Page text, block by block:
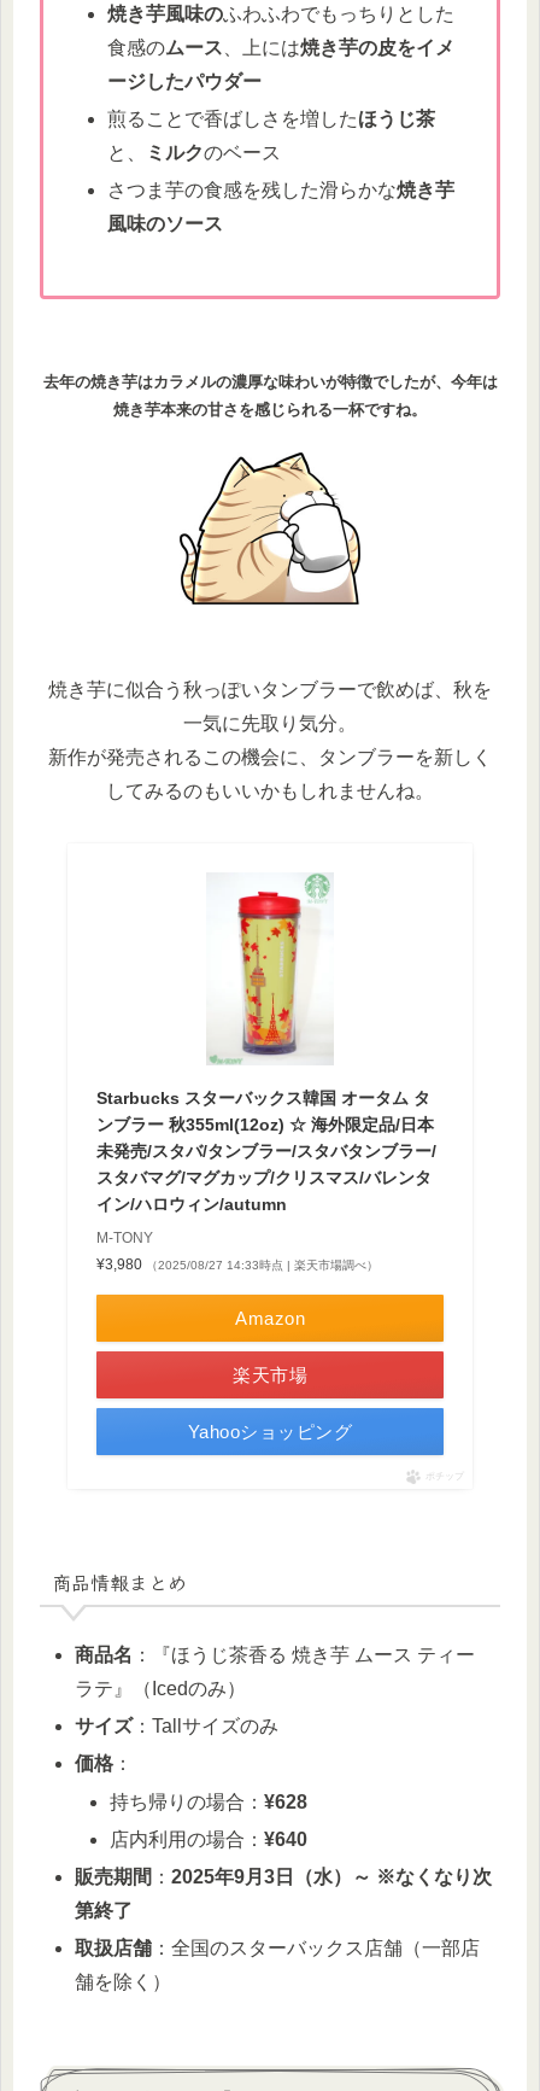
焼き芋風味のふわふわでもっちりとした
食感のムース 、上には焼き芋の皮をイメ
ージしたパウダー
煎ることで香ばしさを増したほうじ茶
と、
ミルクのベース
さつま芋の食感を残した滑らかな焼き芋
風味のソース
去年の焼き芋はカラメルの濃厚な味わいが特徴でしたが、今年は
焼き芋本来の甘さを感じられる一杯ですね。
焼き芋に似合う秋っぽいタンブラーで飲めば、秋を
一気に先取り気分。
新作が発売されるこの機会に、タンブラーを新しく
してみるのもいいかもしれませんね。
Starbucks スターバックス韓国 オータム タ
ンブラー 秋355ml(12oz) ☆ 海外限定品/日本
未発売/スタバ/タンブラー/スタバタンブラー/
スタバマグ/マグカップ/クリスマス/バレンタ
イン/ハロウィン/autumn
M-TONY
¥3,980
（2025/08/27 14:33時点 | 楽天市場調べ）
Amazon
楽天市場
Yahooショッピング
ポチップ
商品情報まとめ
商品名 ：『ほうじ茶香る 焼き芋 ムース ティー
ラテ』（Icedのみ）
サイズ：Tallサイズのみ
価格 ：
持ち帰りの場合：¥628
店内利用の場合：¥640
販売期間 ：2025年9月3日（水）～ ※なくなり次
第終了
取扱店舗 ：全国のスターバックス店舗（一部店
舗を除く）